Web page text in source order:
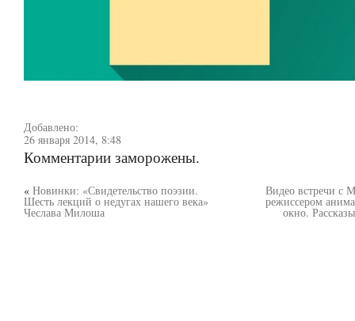
Добавлено:
26 января 2014, 8:48
Комментарии заморожены.
« Новинки: «Свидетельство поэзии.
Шесть лекций о недугах нашего века»
Чеслава Милоша
Видео встречи с
режиссером
окно.